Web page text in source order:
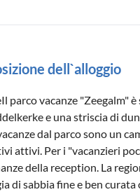
dell`alloggio
parco vacanze "Zeegalm"
e una striscia di
dal parco sono un
attivi. Per i "vacanzieri
della reception. La
di sabbia fine e ben